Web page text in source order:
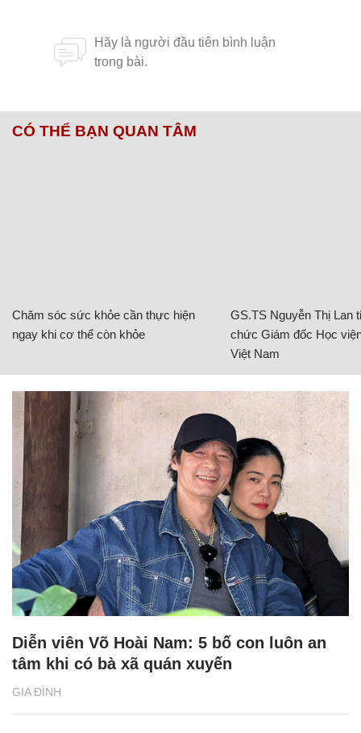
CÓ THỂ BẠN QUAN TÂM
Chăm sóc sức khỏe cần thực hiện
ngay khi cơ thể còn khỏe
GS.TS Nguyễn Thị Lan
chức Giám đốc Học
Việt Nam
GIA ĐÌNH
Diễn viên Võ Hoài Nam: 5 bố con luôn an
tâm khi có bà xã quán xuyến